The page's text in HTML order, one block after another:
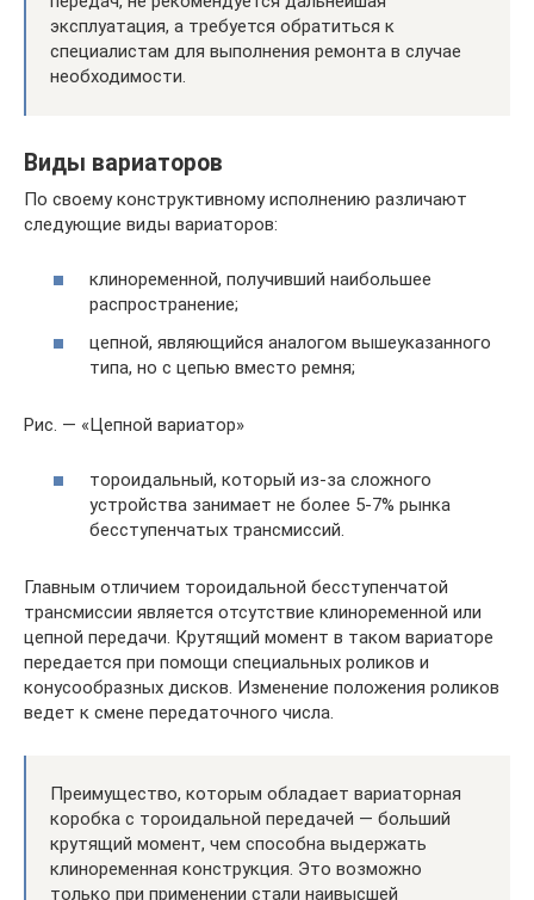
эксплуатация, а требуется обратиться к
специалистам для выполнения ремонта в случае
необходимости.
Виды вариаторов
По своему конструктивному исполнению различают
следующие виды вариаторов:
клиноременной, получивший наибольшее
распространение;
цепной, являющийся аналогом вышеуказанного
типа, но с цепью вместо ремня;
Рис. — «Цепной вариатор»
тороидальный, который из-за сложного
устройства занимает не более 5-7% рынка
бесступенчатых трансмиссий.
Главным отличием тороидальной бесступенчатой
трансмиссии является отсутствие клиноременной или
цепной передачи. Крутящий момент в таком вариаторе
передается при помощи специальных роликов и
конусообразных дисков. Изменение положения роликов
ведет к смене передаточного числа.
Преимущество, которым обладает вариаторная
коробка с тороидальной передачей — больший
крутящий момент, чем способна выдержать
клиноременная конструкция. Это возможно
только при применении стали наивысшей